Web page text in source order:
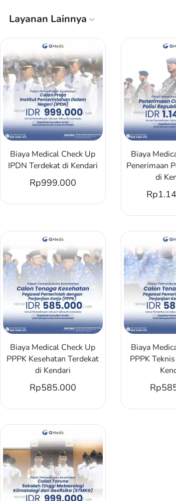
Layanan Lainnya
Biaya Medical Check Up
IPDN Terdekat di Kendari
Rp999.000
Biaya
Penerimaan
di
Rp
Biaya Medical Check Up
PPPK Kesehatan Terdekat
di Kendari
Rp585.000
Biaya
PPPK
Rp